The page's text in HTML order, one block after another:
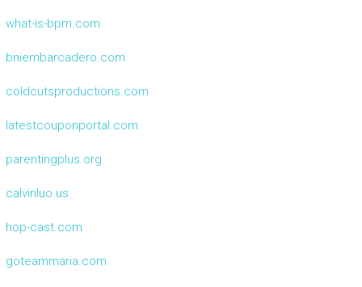
what-is-bpm.com
bniembarcadero.com
coldcutsproductions.com
latestcouponportal.com
parentingplus.org
calvinluo.us
hop-cast.com
goteammaria.com